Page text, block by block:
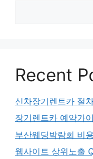
Recent
신차장기렌트카 절
장기렌트카 예약가
부산웨딩박람회 비
웹사이트 상위노출